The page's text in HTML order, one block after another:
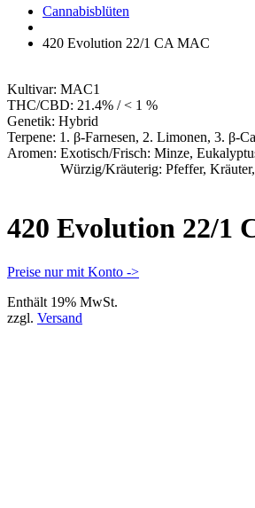
Apotheke
Cannabisblüten
420 Evolution 22/1 CA MAC
Kultivar: MAC1
THC/CBD: 21.4% / < 1 %
Genetik: Hybrid
Terpene: 1. β-Farnesen, 2. Limonen, 3. β-
Aromen: Exotisch/Frisch: Minze,
Würzig/Kräuterig: Pfeffer,
420 Evolution 22/1
Preise nur mit Konto ->
Enthält 19% MwSt.
zzgl. Versand